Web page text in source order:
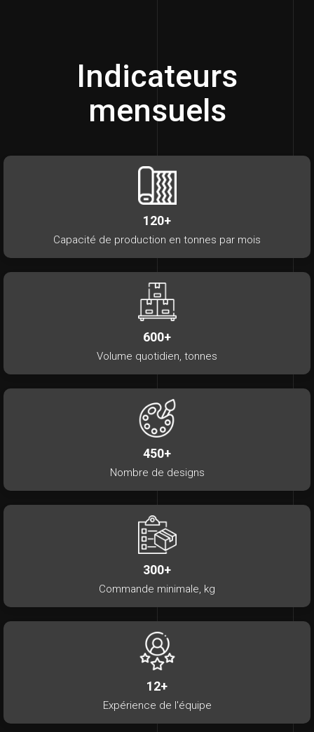
Indicateurs
mensuels
120+
Capacité de production en tonnes par mois
600+
Volume quotidien, tonnes
450+
Nombre de designs
300+
Commande minimale, kg
12+
Expérience de l'équipe